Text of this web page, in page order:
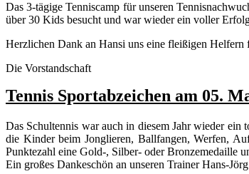
Das 3-tägige Tenniscamp für unseren
über 30 Kids besucht und war wieder ein voller
Herzlichen Dank an Hansi uns eine fleißigen Helfern
Die Vorstandschaft
Tennis Sportabzeichen am 05.
Das Schultennis war auch in diesem Jahr wieder
die Kinder beim Jonglieren, Ballfangen, Werfen,
Punktezahl eine Gold-, Silber- oder Bronzemedaille
Ein großes Dankeschön an unseren Trainer Hans-